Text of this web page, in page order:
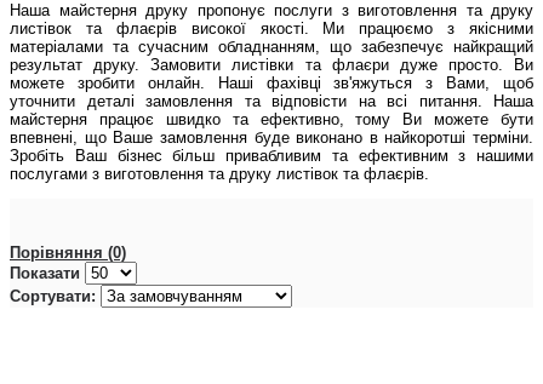
Наша майстерня друку пропонує послуги з виготовлення та друку
листівок та флаєрів високої якості. Ми працюємо з якісними
матеріалами та сучасним обладнанням, що забезпечує найкращий
результат друку. Замовити листівки та флаєри дуже просто. Ви
можете зробити онлайн. Наші фахівці зв'яжуться з Вами, щоб
уточнити деталі замовлення та відповісти на всі питання. Наша
майстерня працює швидко та ефективно, тому Ви можете бути
впевнені, що Ваше замовлення буде виконано в найкоротші терміни.
Зробіть Ваш бізнес більш привабливим та ефективним з нашими
послугами з виготовлення та друку листівок та флаєрів.
Порівняння (0)
Показати
Сортувати: